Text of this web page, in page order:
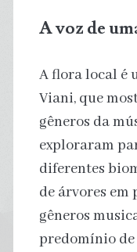
A voz de
A flora local é
Viani, que
gêneros da
exploraram
diferentes
de árvores em
gêneros
predomínio de